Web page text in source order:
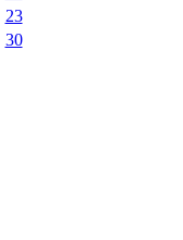
23
30